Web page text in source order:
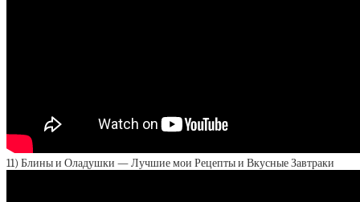
11) Блины и Оладушки — Лучшие мои Рецепты и Вкусные Завтраки